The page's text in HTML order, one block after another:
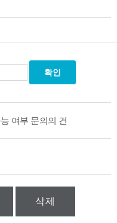
여부 문의의 건
삭제